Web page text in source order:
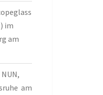
im
am
am